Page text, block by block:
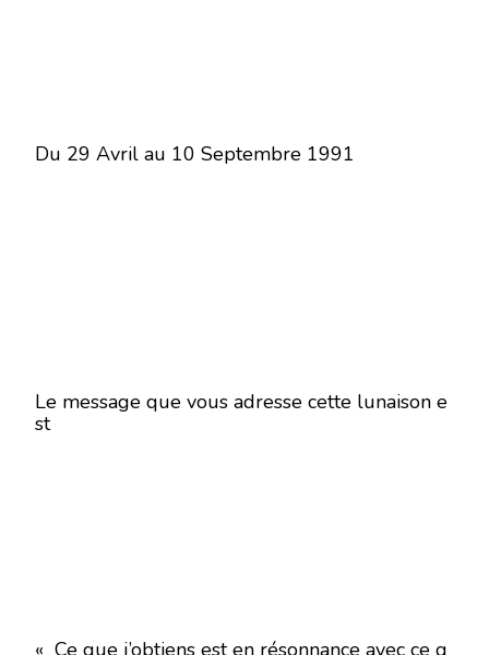
Du 29 Avril au 10 Septembre 1991
Le message que vous adresse cette lunaison e
st
« Ce que j’obtiens est en résonnance avec ce q